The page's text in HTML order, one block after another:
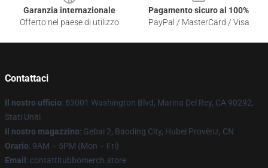
Garanzia internazionale
Offerto nel paese di utilizzo
Pagamento sicuro al 100%
PayPal / MasterCard / Visa
Contattaci
Il nostro ufficio: 63001 Washington Blvd, Marina Del Rey, CA 90292,
Stati Uniti
Il nostro magazzino: Gebai 2, Baoding City, Hubei Provënz, CN
Orario: 9AM – 5PM (Mon – Fri)
Email : contattitubbomerch.store